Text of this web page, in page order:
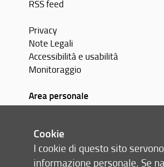
RSS feed
Privacy
Note Legali
Accessibilità e usabilità
Monitoraggio
Area personale
Cookie
I cookie di questo sito
informazione personale. Se